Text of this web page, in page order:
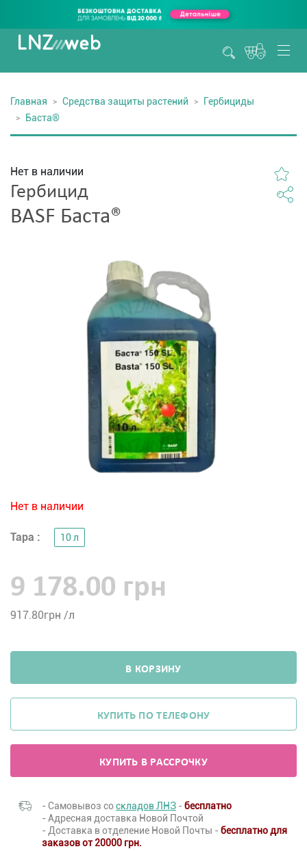
Главная Средства защиты растений
Гербициды
Баста®
Нет в наличии
Гербицид
BASF Баста®
Нет в наличии
Тара : 10 л
9 178.00 грн
917.80грн /л
В КОРЗИНУ
КУПИТЬ ПО ТЕЛЕФОНУ
КУПИТЬ В РАССРОЧКУ
- Самовывоз соскладов ЛНЗ - бесплатно
- Адресная доставка Новой Почтой
- Доставка в отделение Новой Почты - бесплатно для
заказов от 20000 грн.